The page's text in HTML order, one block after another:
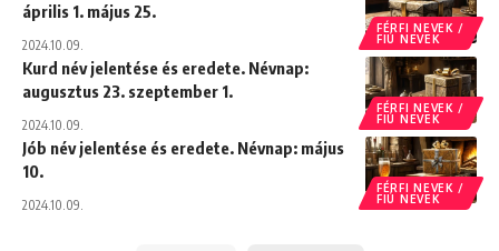
FÉRFI NEVEK /
FIÚ NEVEK
április 1. május 25.
2024.10.09.
FÉRFI NEVEK /
FIÚ NEVEK
Kurd név jelentése és eredete. Névnap:
augusztus 23. szeptember 1.
2024.10.09.
FÉRFI NEVEK /
FIÚ NEVEK
Jób név jelentése és eredete. Névnap: május
10.
2024.10.09.